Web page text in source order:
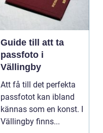
Guide till att ta
passfoto i
Vällingby
Att få till det perfekta
passfotot kan ibland
kännas som en konst. I
Vällingby finns...